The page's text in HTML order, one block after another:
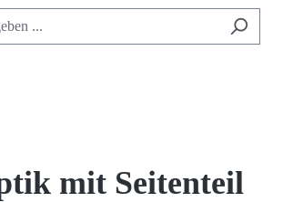
mit Seitenteil